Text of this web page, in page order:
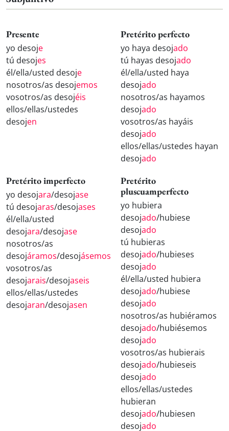
Presente
yo desoje
tú desojes
él/ella/usted desoje
nosotros/as desojemos
vosotros/as desojéis
ellos/ellas/ustedes
desojen
Pretérito perfecto
yo haya desojado
tú hayas desojado
él/ella/usted haya
desojado
nosotros/as hayamos
desojado
vosotros/as hayáis
desojado
ellos/ellas/ustedes hayan
desojado
Pretérito imperfecto
yo desojara/desojase
tú desojaras/desojases
él/ella/usted
desojara/desojase
nosotros/as
desojáramos/desojásemos
vosotros/as
desojarais/desojaseis
ellos/ellas/ustedes
desojaran/desojasen
Pretérito
pluscuamperfecto
yo hubiera
desojado/hubiese
desojado
tú hubieras
desojado/hubieses
desojado
él/ella/usted hubiera
desojado/hubiese
desojado
nosotros/as hubiéramos
desojado/hubiésemos
desojado
vosotros/as hubierais
desojado/hubieseis
desojado
ellos/ellas/ustedes
hubieran
desojado/hubiesen
desojado